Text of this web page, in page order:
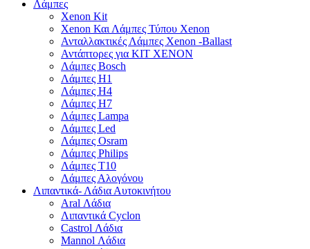
Λάμπες
Xenon Kit
Xenon Και Λάμπες Τύπου Xenon
Ανταλλακτικές Λάμπες Xenon -Ballast
Αντάπτορες για ΚΙΤ ΧΕΝΟΝ
Λάμπες Bosch
Λάμπες H1
Λάμπες H4
Λάμπες H7
Λάμπες Lampa
Λάμπες Led
Λάμπες Osram
Λάμπες Philips
Λάμπες T10
Λάμπες Αλογόνου
Λιπαντικά- Λάδια Αυτοκινήτου
Aral Λάδια
Λιπαντικά Cyclon
Castrol Λάδια
Mannol Λάδια